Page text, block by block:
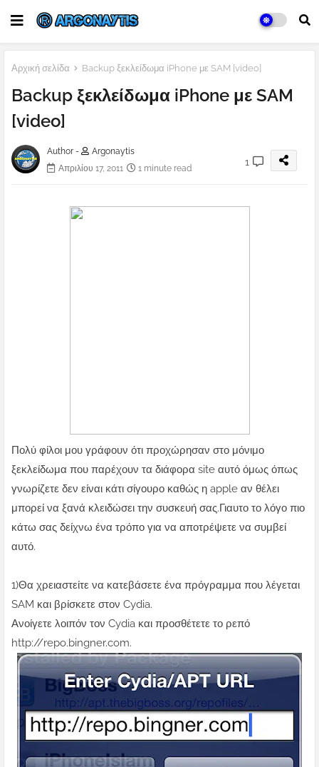
Αρχική σελίδα Backup ξεκλείδωμα iPhone με SAM [video]
Backup ξεκλείδωμα iPhone με SAM
[video]
Author -
Argonaytis
Απριλίου 17, 2011
1 minute read
1
Πολύ φίλοι μου γράφουν ότι προχώρησαν στο μόνιμο
ξεκλείδωμα που παρέχουν τα διάφορα site αυτό όμως όπως
γνωρίζετε δεν είναι κάτι σίγουρο καθώς η apple αν θέλει
μπορεί να ξανά κλειδώσει την συσκευή σας.Γιαυτο το λόγο πιο
κάτω σας δείχνω ένα τρόπο για να αποτρέψετε να συμβεί
αυτό.
1)Θα χρειαστείτε να κατεβάσετε ένα πρόγραμμα που λέγεται
SAM και βρίσκετε στον Cydia.
Ανοίγετε λοιπόν τον Cydia και προσθέτετε το ρεπό
http://repo.bingner.com.